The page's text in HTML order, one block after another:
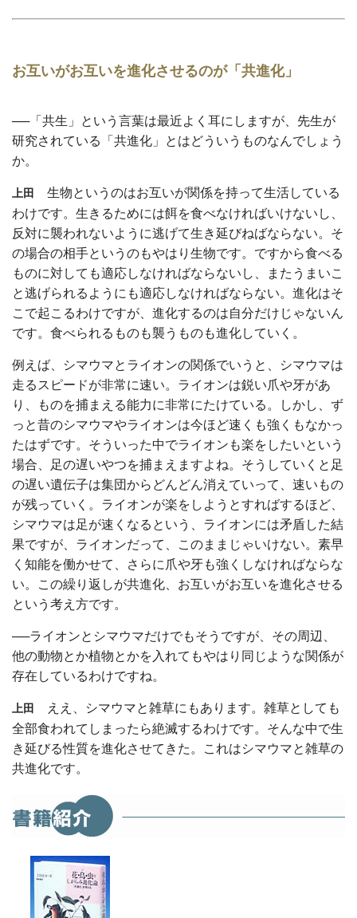
お互いがお互いを進化させるのが「共進化」
──「共生」という言葉は最近よく耳にしますが、先生が
研究されている「共進化」とはどういうものなんでしょう
か。
上田
生物というのはお互いが関係を持って生活している
わけです。生きるためには餌を食べなければいけないし、
反対に襲われないように逃げて生き延びねばならない。そ
の場合の相手というのもやはり生物です。ですから食べる
ものに対しても適応しなければならないし、またうまいこ
と逃げられるようにも適応しなければならない。進化はそ
こで起こるわけですが、進化するのは自分だけじゃないん
です。食べられるものも襲うものも進化していく。
例えば、シマウマとライオンの関係でいうと、シマウマは
走るスピードが非常に速い。ライオンは鋭い爪や牙があ
り、ものを捕まえる能力に非常にたけている。しかし、ず
っと昔のシマウマやライオンは今ほど速くも強くもなかっ
たはずです。そういった中でライオンも楽をしたいという
場合、足の遅いやつを捕まえますよね。そうしていくと足
の遅い遺伝子は集団からどんどん消えていって、速いもの
が残っていく。ライオンが楽をしようとすればするほど、
シマウマは足が速くなるという、ライオンには矛盾した結
果ですが、ライオンだって、このままじゃいけない。素早
く知能を働かせて、さらに爪や牙も強くしなければならな
い。この繰り返しが共進化、お互いがお互いを進化させる
という考え方です。
──ライオンとシマウマだけでもそうですが、その周辺、
他の動物とか植物とかを入れてもやはり同じような関係が
存在しているわけですね。
上田
ええ、シマウマと雑草にもあります。雑草としても
全部食われてしまったら絶滅するわけです。そんな中で生
き延びる性質を進化させてきた。これはシマウマと雑草の
共進化です。